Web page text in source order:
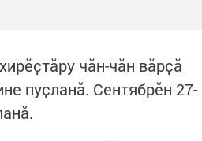
чӑн-чӑн вӑрҫӑ
пуҫланӑ. Сентябрӗн 27-